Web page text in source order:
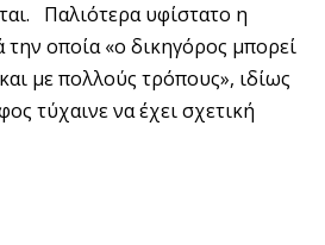
Παλιότερα υφίστατο η
οποία «ο δικηγόρος μπορεί
με πολλούς τρόπους», ιδίως
τύχαινε να έχει σχετική